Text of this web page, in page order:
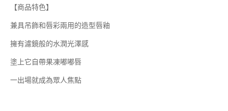
【商品特色】
兼具吊飾和唇彩兩用的造型唇釉
擁有濾鏡般的水潤光澤感
塗上它自帶果凍嘟嘟唇
一出場就成為眾人焦點